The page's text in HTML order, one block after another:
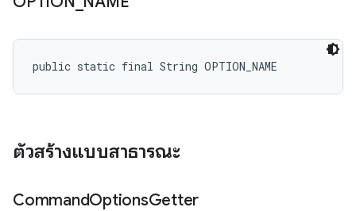
public static final String OPTION_NAME
ตัวสร้างแบบสาธารณะ
CommandOptionsGetter